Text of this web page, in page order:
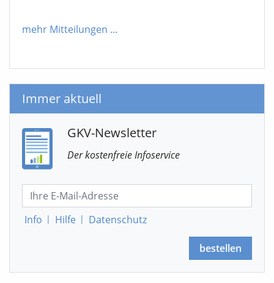
mehr Mitteilungen ...
Immer aktuell
GKV-Newsletter
Der kostenfreie Infoservice
Info | Hilfe | Datenschutz
bestellen